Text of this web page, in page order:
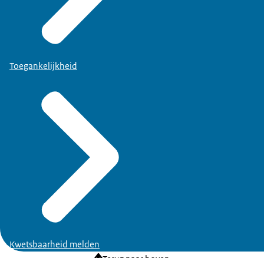
Toegankelijkheid
Kwetsbaarheid melden